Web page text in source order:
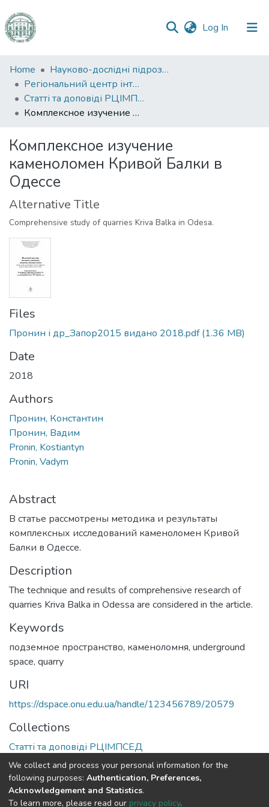
Log In (current)
Communities
&
Collections
All of DSpace
Statistics
Home
Науково-дослідні підрозділи
Регіональний центр інтегрованого моніторингу природного середовища та екологічних досліджень
Статті та доповіді РЦІМПСЕД
Комплексное изучение каменоломен Кривой Балки в Одессе
Комплексное изучение
каменоломен Кривой Балки в
Одессе
Alternative Title
Comprehensive study of quarries Kriva Balka in Odesa.
Files
Пронин і др_Запор2015 видано 2018.pdf(1.36 MB)
Date
2018
Authors
Пронин, Константин
Пронин, Вадим
Pronin, Kostiantyn
Pronin, Vadym
Abstract
В статье рассмотрены методика и результаты
комплексных исследований каменоломен Кривой
Балки в Одессе.
Description
The technique and results of comprehensive research of
quarries Kriva Balka in Odessa are considered in the article.
Keywords
подземное пространство, каменоломня, underground
space, quarry
URI
https://dspace.onu.edu.ua/handle/123456789/20579
Collections
Статті та доповіді РЦІМПСЕД
Full item page
We collect and process your personal information for the
following purposes: Authentication, Preferences,
Acknowledgement and Statistics.
To learn more, please read our privacy policy.